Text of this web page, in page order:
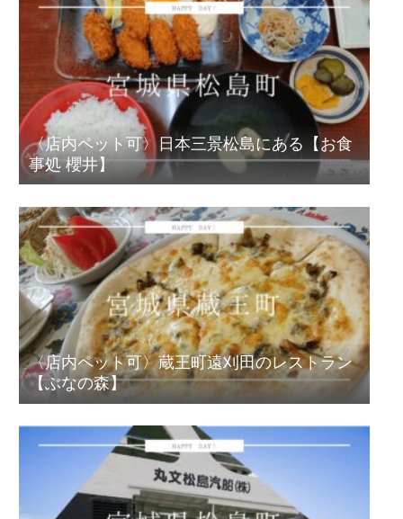
〈店内ペット可〉日本三景松島にある【お食
事処 櫻井】
〈店内ペット可〉蔵王町遠刈田のレストラン
【ぶなの森】